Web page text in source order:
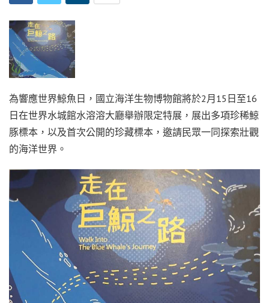
為響應世界鯨魚日，國立海洋生物博物館將於2月15日至16
日在世界水城館水溶溶大廳舉辦限定特展，展出多項珍稀鯨
豚標本，以及首次公開的珍藏標本，邀請民眾一同探索壯觀
的海洋世界。